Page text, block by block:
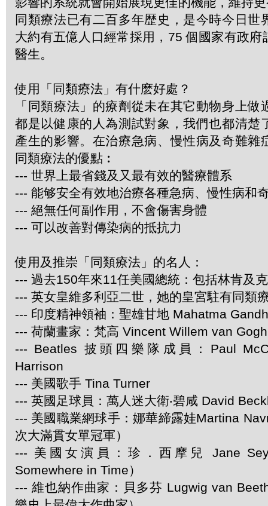
同類療法已有二百多年歴史，是今時今日世
大約有五億人口經常採用，75 個國家有政府
醫生。
使用「同類療法」有什麽好處？
「同類療法」的療劑從未在其它動物身上做
都是以健康的人為測試對象，我們也都清楚
產生的影響。在治療急病、慢性病及奇難雜
同類療法的優點︰
--- 世界上最省錢及又最有效的醫療體系
--- 能够安全有效地治療各種急病、慢性病和
--- 絕無任何副作用，不會傷害身體
--- 可以改善對傳染病的抵抗力
使用及推崇「同類療法」的名人：
--- 過去150年來11任美國總統：包括林肯及
--- 英女皇維多利亞二世，她的皇宮駐有同類
--- 印度精神領袖：聖雄甘地 Mahatma
--- 荷蘭畫家：梵高 Vincent Willem van Gogh
--- Beatles 披頭四樂隊成員：Paul
Harrison
--- 美國歌手 Tina Turner
--- 英國足球員：萬人迷大衛‧碧咸 David
--- 美國職業網球手：娜華締露娃Martina
次大滿貫女單冠軍）
--- 美國女演員：珍．西摩兒 Jane
Somewhere in Time）
--- 維也納作曲家：貝多芬 Lugwig van